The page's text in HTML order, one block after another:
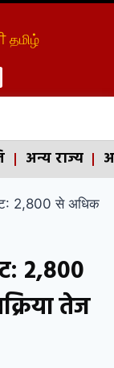
தமிழ்
अन्य राज्य
2,800 से अधिक
2,800
तेज